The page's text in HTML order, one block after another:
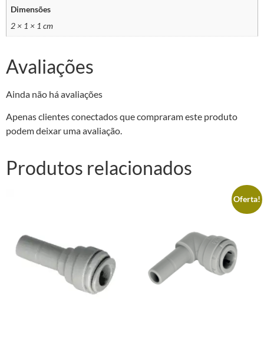
Dimensões
2 × 1 × 1 cm
Avaliações
Ainda não há avaliações
Apenas clientes conectados que compraram este produto
podem deixar uma avaliação.
Produtos relacionados
Oferta!